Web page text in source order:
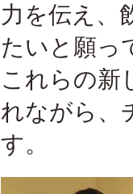
力を伝え、
たいと願っ
これらの新
れながら、
す。